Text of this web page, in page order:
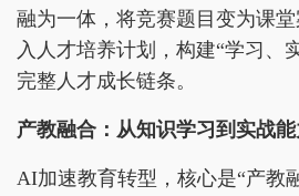
融为一体，将竞赛题目变为课
入人才培养计划，构建“学习、
完整人才成长链条。
产教融合： 从知识学习到 实战能
AI加速教育转型，核心是“产教